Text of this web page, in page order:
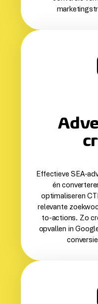
Effectieve SEA-
én
optimaliseren
relevante
to-actions. Zo
opvallen in